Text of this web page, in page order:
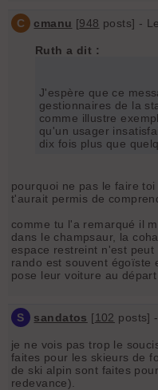
C cmanu [948 posts] -
Ruth a dit :
J'espère que ce
gestionnaires de la
comme illustre
qu'un usager
dix fois plus que
pourquoi ne pas le faire
t'aurait permis de
comme tu l'a remarqué il
dans le champsaur, la
espace restreint n'est
rando est souvent égoïste
pose leur voiture au départ
S sandatos [102 posts]
je ne vois pas trop le
faites pour les skieurs de
de ski alpin sont faites
redevance).